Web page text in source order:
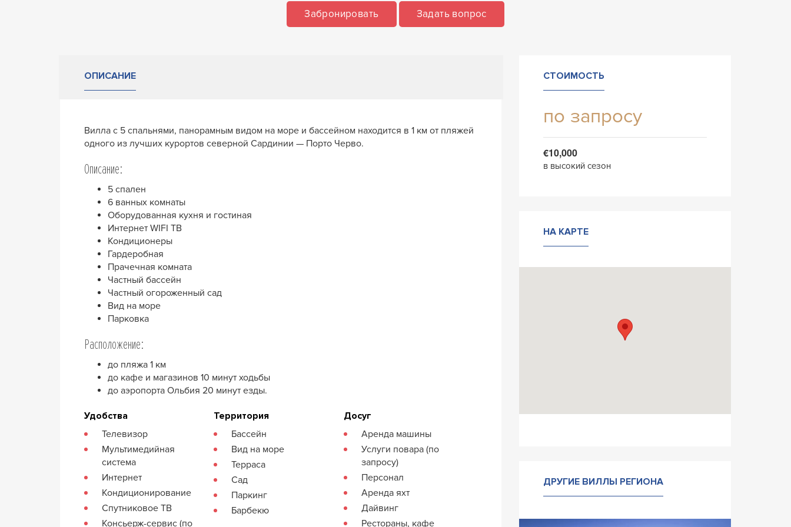
Забронировать Задать вопрос
ОПИСАНИЕ
Вилла с 5 спальнями, панорамным видом на море и бассейном находится в 1 км от пляжей
одного из лучших курортов северной Сардинии — Порто Черво.
Описание:
5 спален
6 ванных комнаты
Оборудованная кухня и гостиная
Интернет WIFI ТВ
Кондиционеры
Гардеробная
Прачечная комната
Частный бассейн
Частный огороженный сад
Вид на море
Парковка
Расположение:
до пляжа 1 км
до кафе и магазинов 10 минут ходьбы
до аэропорта Ольбия 20 минут езды.
Удобства
Телевизор
Мультимедийная
система
Интернет
Кондиционирование
Спутниковое ТВ
Консьерж-сервис (по
Территория
Бассейн
Вид на море
Терраса
Сад
Паркинг
Барбекю
Досуг
Аренда машины
Услуги повара (по
запросу)
Персонал
Аренда яхт
Дайвинг
Рестораны, кафе
СТОИМОСТЬ
по запросу
€10,000
в высокий сезон
НА КАРТЕ
ДРУГИЕ ВИЛЛЫ РЕГИОНА